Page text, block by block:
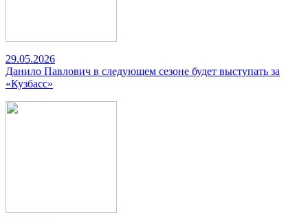
29.05.2026
Данило Павлович в следующем сезоне будет выступать за
«Кузбасс»